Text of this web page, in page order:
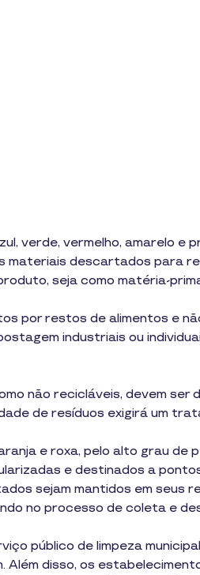
verde, vermelho, amarelo e
materiais descartados para
seja como matéria-
por restos de alimentos e
industriais ou
não recicláveis, devem
de resíduos exigirá um
e roxa, pelo alto grau de
e destinados a
sejam mantidos em seus
no processo de coleta e
público de limpeza
disso, os